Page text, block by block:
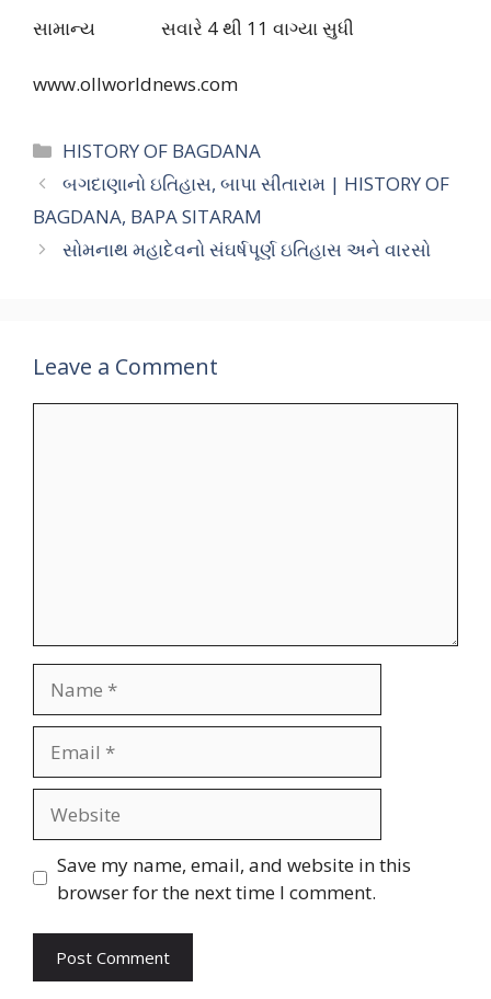
સામાન્ય સવારે 4 થી 11 વાગ્યા સુધી
www.ollworldnews.com
Categories
HISTORY OF BAGDANA
બગદાણાનો ઇતિહાસ, બાપા સીતારામ | HISTORY OF
BAGDANA, BAPA SITARAM
સોમનાથ મહાદેવનો સંઘર્ષપૂર્ણ ઇતિહાસ અને વારસો
Leave a Comment
Save my name, email, and website in this
browser for the next time I comment.